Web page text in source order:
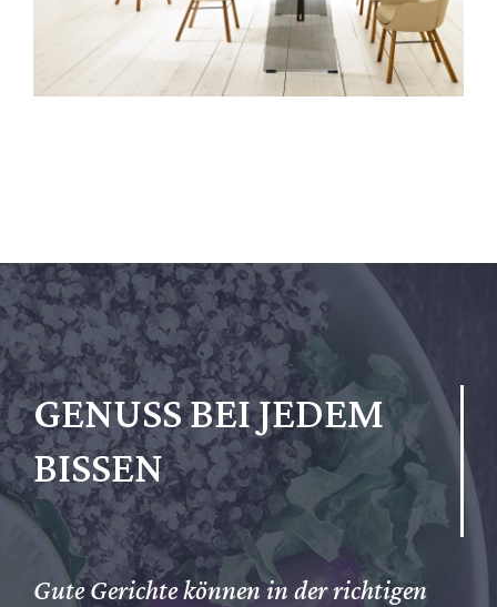
GENUSS BEI JEDEM
BISSEN
Gute Gerichte können in der richtigen